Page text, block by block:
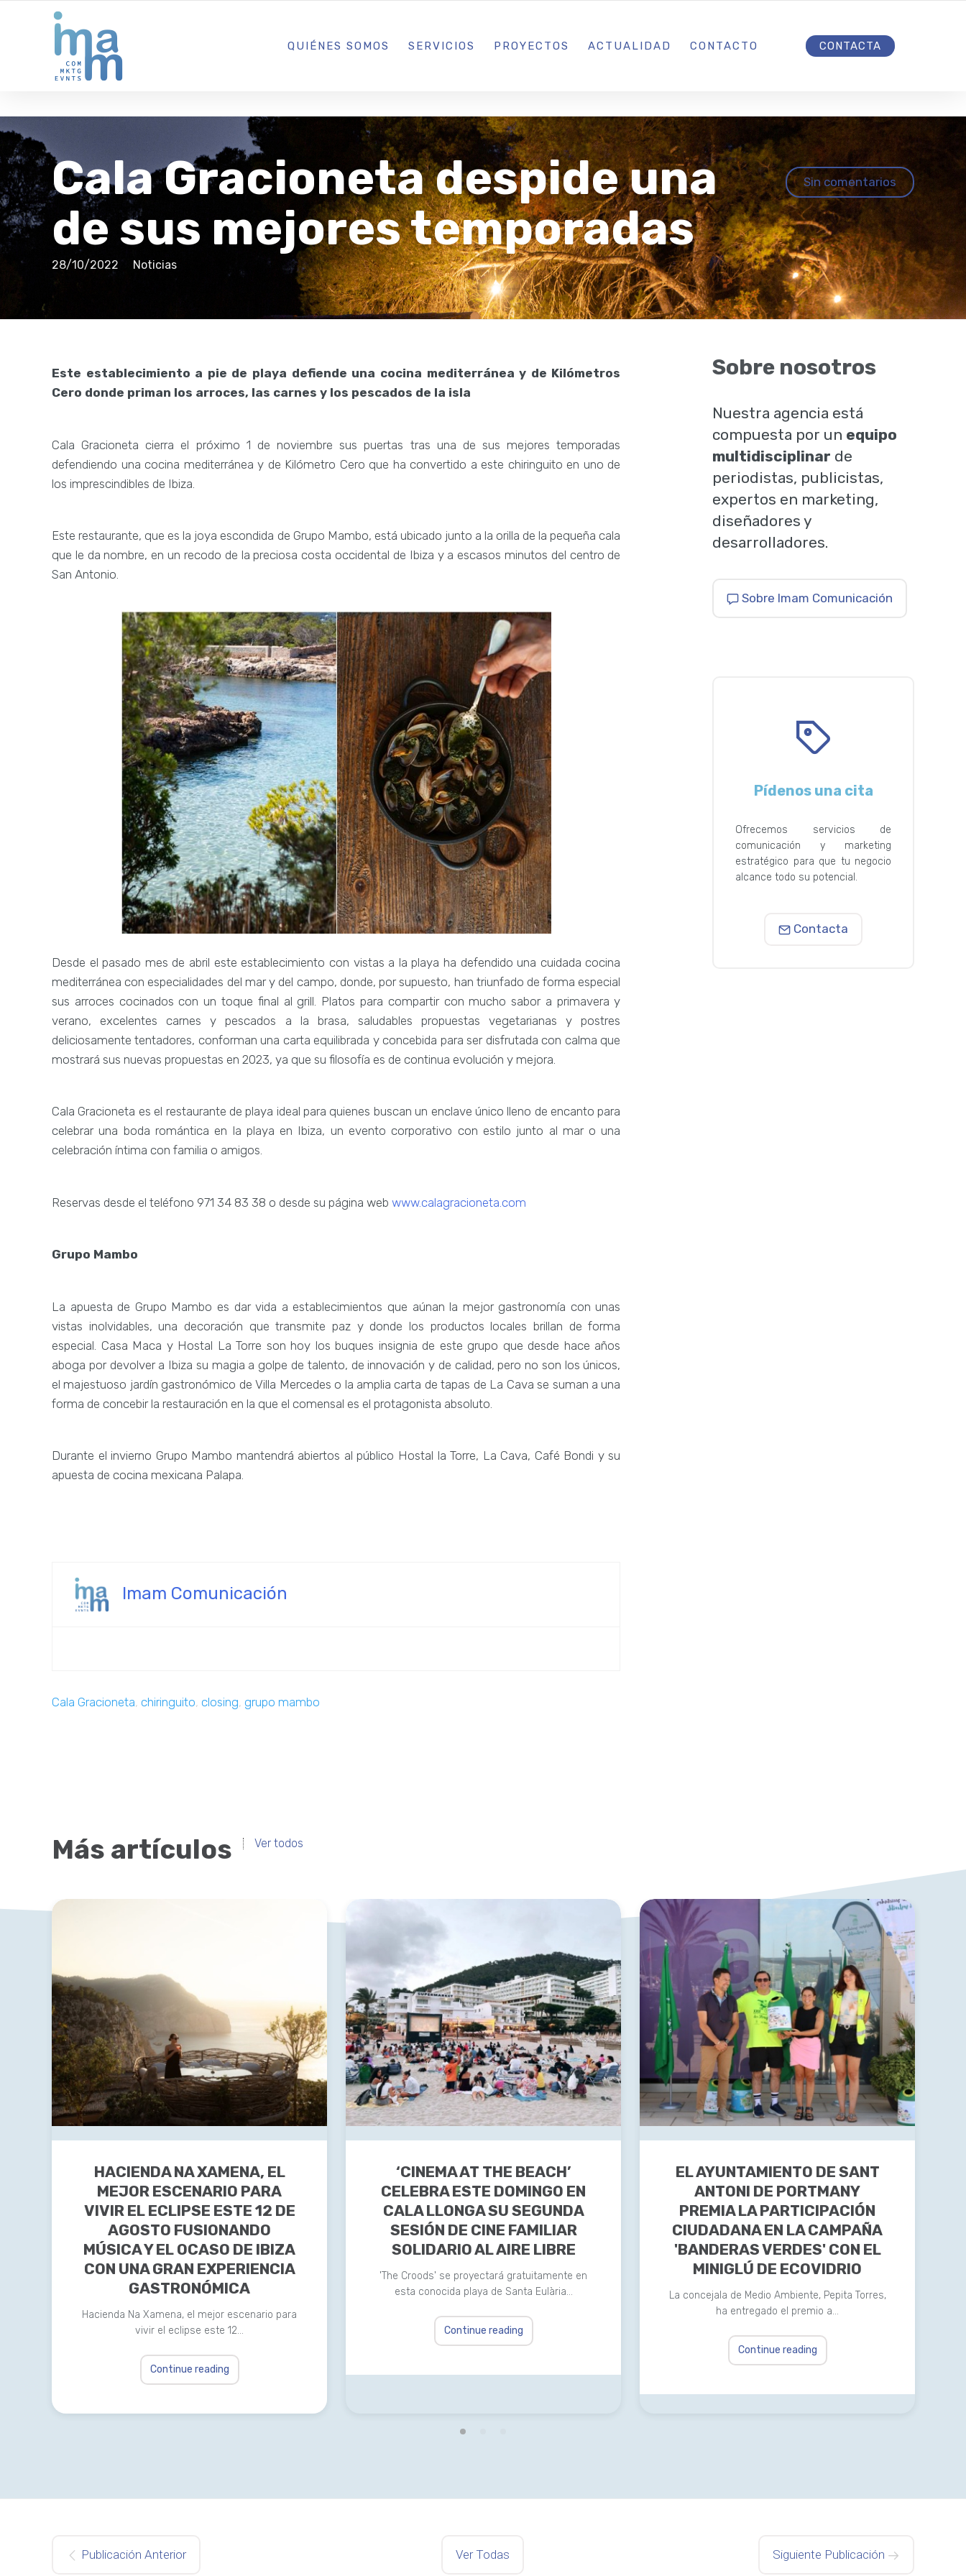
AGENCIA CREATIVA DE COMUNICACIÓN Y ESTRATEGIA DIGITAL IBIZA · MADRID · BARCELONA
QUIÉNES SOMOS SERVICIOS PROYECTOS ACTUALIDAD CONTACTO CONTACTA
Cala Gracioneta despide una
de sus mejores temporadas
28/10/2022 Noticias
Sin comentarios
Este establecimiento a pie de playa defiende una cocina mediterránea y de Kilómetros
Cero donde priman los arroces, las carnes y los pescados de la isla
Cala Gracioneta cierra el próximo 1 de noviembre sus puertas tras una de sus mejores temporadas
defendiendo una cocina mediterránea y de Kilómetro Cero que ha convertido a este chiringuito en uno de
los imprescindibles de Ibiza.
Este restaurante, que es la joya escondida de Grupo Mambo, está ubicado junto a la orilla de la pequeña cala
que le da nombre, en un recodo de la preciosa costa occidental de Ibiza y a escasos minutos del centro de
San Antonio.
Desde el pasado mes de abril este establecimiento con vistas a la playa ha defendido una cuidada cocina
mediterránea con especialidades del mar y del campo, donde, por supuesto, han triunfado de forma especial
sus arroces cocinados con un toque final al grill. Platos para compartir con mucho sabor a primavera y
verano, excelentes carnes y pescados a la brasa, saludables propuestas vegetarianas y postres
deliciosamente tentadores, conforman una carta equilibrada y concebida para ser disfrutada con calma que
mostrará sus nuevas propuestas en 2023, ya que su filosofía es de continua evolución y mejora.
Cala Gracioneta es el restaurante de playa ideal para quienes buscan un enclave único lleno de encanto para
celebrar una boda romántica en la playa en Ibiza, un evento corporativo con estilo junto al mar o una
celebración íntima con familia o amigos.
Reservas desde el teléfono 971 34 83 38 o desde su página web www.calagracioneta.com
Grupo Mambo
La apuesta de Grupo Mambo es dar vida a establecimientos que aúnan la mejor gastronomía con unas
vistas inolvidables, una decoración que transmite paz y donde los productos locales brillan de forma
especial. Casa Maca y Hostal La Torre son hoy los buques insignia de este grupo que desde hace años
aboga por devolver a Ibiza su magia a golpe de talento, de innovación y de calidad, pero no son los únicos,
el majestuoso jardín gastronómico de Villa Mercedes o la amplia carta de tapas de La Cava se suman a una
forma de concebir la restauración en la que el comensal es el protagonista absoluto.
Durante el invierno Grupo Mambo mantendrá abiertos al público Hostal la Torre, La Cava, Café Bondi y su
apuesta de cocina mexicana Palapa.
Imam Comunicación
Cala Gracioneta, chiringuito, closing, grupo mambo
Sobre nosotros
Nuestra agencia está
compuesta por un equipo
multidisciplinar de
periodistas, publicistas,
expertos en marketing,
diseñadores y
desarrolladores.
Sobre Imam Comunicación
Pídenos una cita
Ofrecemos servicios de
comunicación y marketing
estratégico para que tu negocio
alcance todo su potencial.
Contacta
Más artículos Ver todos
HACIENDA NA XAMENA, EL
MEJOR ESCENARIO PARA
VIVIR EL ECLIPSE ESTE 12 DE
AGOSTO FUSIONANDO
MÚSICA Y EL OCASO DE IBIZA
CON UNA GRAN EXPERIENCIA
GASTRONÓMICA
Hacienda Na Xamena, el mejor escenario para
vivir el eclipse este 12…
Continue reading
‘CINEMA AT THE BEACH’
CELEBRA ESTE DOMINGO EN
CALA LLONGA SU SEGUNDA
SESIÓN DE CINE FAMILIAR
SOLIDARIO AL AIRE LIBRE
'The Croods' se proyectará gratuitamente en
esta conocida playa de Santa Eulària…
Continue reading
EL AYUNTAMIENTO DE SANT
ANTONI DE PORTMANY
PREMIA LA PARTICIPACIÓN
CIUDADANA EN LA CAMPAÑA
'BANDERAS VERDES' CON EL
MINIGLÚ DE ECOVIDRIO
La concejala de Medio Ambiente, Pepita Torres,
ha entregado el premio a…
Continue reading
Publicación Anterior Ver Todas Siguiente Publicación